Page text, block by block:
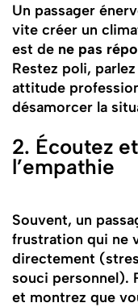
Un passager
vite créer un
est de ne pas
Restez poli,
attitude
désamorcer la
2. Écoutez
l’empathie
Souvent, un
frustration qui ne
directement
souci personnel).
et montrez que